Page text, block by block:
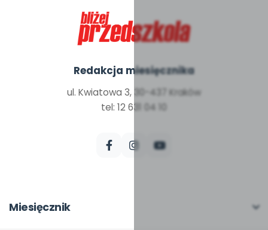
Redakcja miesięcznika
ul. Kwiatowa 3, 30-437 Kraków
tel: 12 631 04 10
Miesięcznik